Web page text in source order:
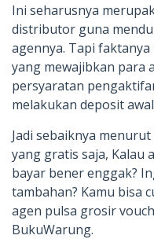
Ini seharusnya
distributor guna
agennya. Tapi
yang mewajibkan para
persyaratan
melakukan deposit
Jadi sebaiknya
yang gratis saja, Kalau
bayar bener enggak?
tambahan? Kamu bisa
agen pulsa grosir
BukuWarung.